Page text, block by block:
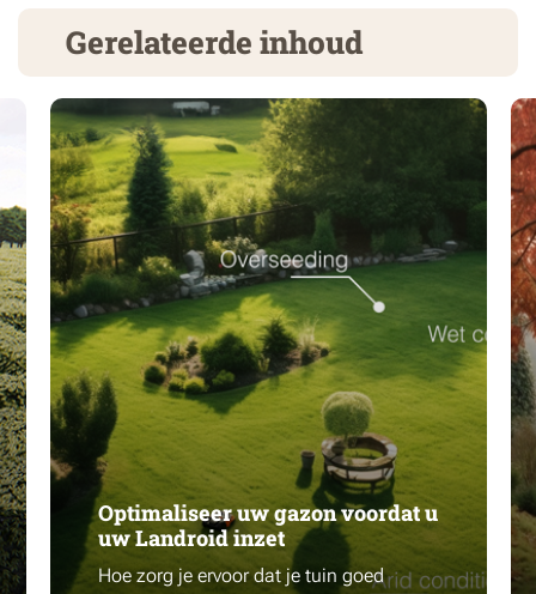
Gerelateerde inhoud
Optimaliseer uw gazon voordat u
uw Landroid inzet
Hoe zorg je ervoor dat je tuin goed